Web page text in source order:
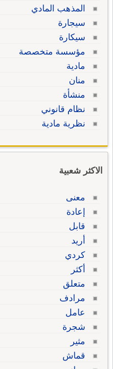
المذهب المادي
سيجارة
سيكارة
مؤسسة متخصصة
مادية
منان
منشأة
نظام قانوني
نظرية مادية
الاكثر شعبية
معنى
إعادة
قابل
أريد
كردي
أكثر
متعلق
مرادف
عامل
شجرة
مثير
قماش